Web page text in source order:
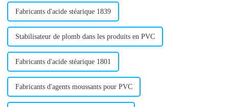
Fabricants d'acide stéarique 1839
Stabilisateur de plomb dans les produits en PVC
Fabricants d'acide stéarique 1801
Fabricants d'agents moussants pour PVC